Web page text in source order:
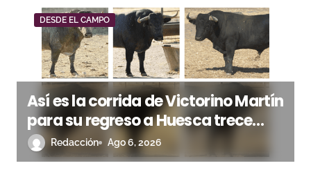
e
n
t
DESDE EL CAMPO
Así es la corrida de Victorino Martín
para su regreso a Huesca trece
años después (Imágenes)
Redacción Ago 6, 2026